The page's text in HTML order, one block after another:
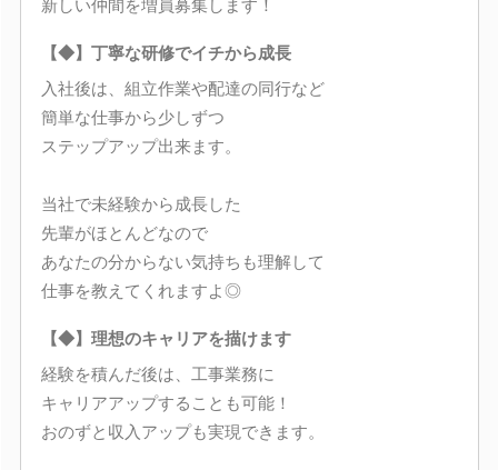
新しい仲間を増員募集します！
【◆】丁寧な研修でイチから成長
入社後は、組立作業や配達の同行など
簡単な仕事から少しずつ
ステップアップ出来ます。
当社で未経験から成長した
先輩がほとんどなので
あなたの分からない気持ちも理解して
仕事を教えてくれますよ◎
【◆】理想のキャリアを描けます
経験を積んだ後は、工事業務に
キャリアアップすることも可能！
おのずと収入アップも実現できます。